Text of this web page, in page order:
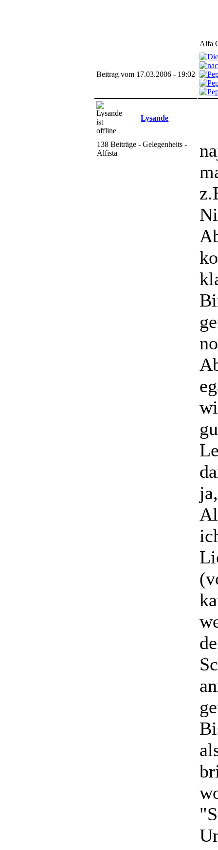
Alfa
Beitrag vom 17.03.2006 - 19:02
Lysande
138 Beiträge - Gelegenheits -
Alfista